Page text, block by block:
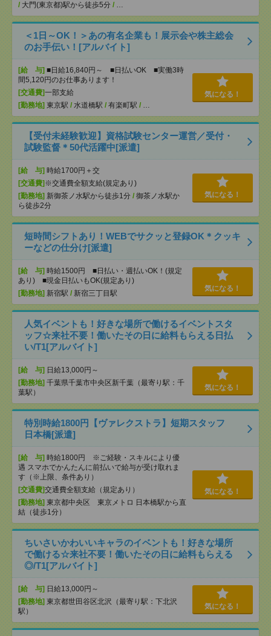
/ 大門(東京都)駅から徒歩5分 / …
＜1日～OK！＞あの有名企業も！展示会や株主総会
のお手伝い！[アルバイト]
[給 与] ■日給16,840円～ ■日払いOK ■実働3時
間5,120円のお仕事あります！
[交通費]一部支給
[勤務地] 東京駅 / 水道橋駅 / 有楽町駅 / …
気になる！
【受付未経験歓迎】資格試験センター運営／受付・
試験監督＊50代活躍中[派遣]
[給 与] 時給1700円＋交
[交通費] ※交通費全額支給(規定あり)
[勤務地] 新御茶ノ水駅から徒歩1分 / 御茶ノ水駅か
ら徒歩2分
気になる！
短時間シフトあり！WEBでサクッと登録OK＊クッキ
ーなどの仕分け[派遣]
[給 与] 時給1500円 ■日払い・週払いOK！(規定
あり) ■現金日払いもOK(規定あり)
[勤務地] 新宿駅 / 新宿三丁目駅
気になる！
人気イベントも！好きな場所で働けるイベントスタ
ッフ☆来社不要！働いたその日に給料もらえる日払
い/T1[アルバイト]
[給 与] 日給13,000円～
[勤務地] 千葉県千葉市中央区新千葉（最寄り駅：千
葉駅）
気になる！
特別時給1800円【ヴァレクストラ】短期スタッフ
日本橋[派遣]
[給 与] 時給1800円 ※ご経験・スキルにより優
遇 スマホでかんたんに前払いで給与が受け取れま
す（※上限、条件あり）
[交通費]交通費全額支給（規定あり）
[勤務地] 東京都中央区 東京メトロ 日本橋駅から直
結（徒歩1分）
気になる！
ちいさいかわいいキャラのイベントも！好きな場所
で働ける☆来社不要！働いたその日に給料もらえる
◎/T1[アルバイト]
[給 与] 日給13,000円～
[勤務地] 東京都世田谷区北沢（最寄り駅：下北沢
駅）
気になる！